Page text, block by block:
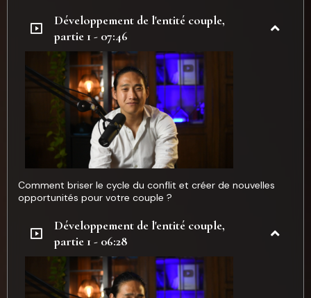
Développement de l'entité couple,
partie 1 - 07:46
Comment briser le cycle du conflit et créer de nouvelles
opportunités pour votre couple ?
Développement de l'entité couple,
partie 1 - 06:28